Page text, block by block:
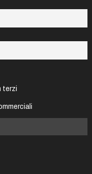
terzi